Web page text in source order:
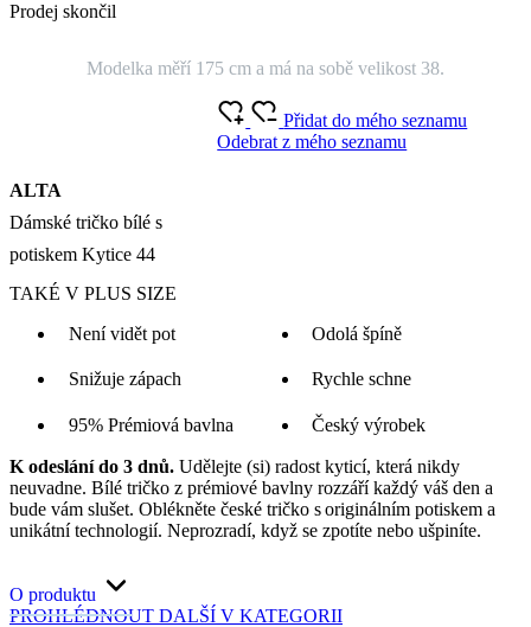
Prodej skončil
Modelka měří 175 cm a má na sobě velikost 38.
ALTA
Dámské tričko bílé s
potiskem Kytice 44
Přidat do mého seznamu
Odebrat z mého seznamu
TAKÉ V PLUS SIZE
Není vidět pot
Odolá špíně
Snižuje zápach Rychle schne
95% Prémiová bavlna Český výrobek
K odeslání do 3 dnů. Udělejte (si) radost kyticí, která nikdy
neuvadne. Bílé tričko z prémiové bavlny rozzáří každý váš den a
bude vám slušet. Oblékněte české tričko s originálním potiskem a
unikátní technologií. Neprozradí, když se zpotíte nebo ušpiníte.
O produktu
PROHLÉDNOUT DALŠÍ V KATEGORII